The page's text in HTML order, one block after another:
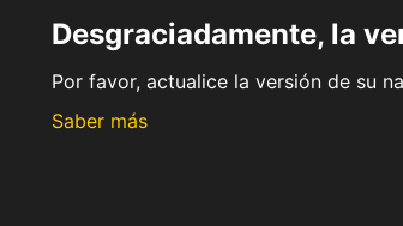
Desgraciadamente, la
Por favor, actualice la versión de su
Saber más